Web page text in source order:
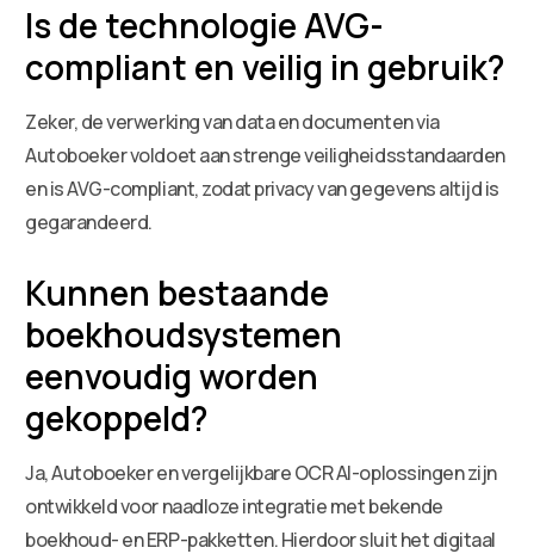
Is de technologie AVG-
compliant en veilig in gebruik?
Zeker, de verwerking van data en documenten via
Autoboeker voldoet aan strenge veiligheidsstandaarden
en is AVG-compliant, zodat privacy van gegevens altijd is
gegarandeerd.
Kunnen bestaande
boekhoudsystemen
eenvoudig worden
gekoppeld?
Ja, Autoboeker en vergelijkbare OCR AI-oplossingen zijn
ontwikkeld voor naadloze integratie met bekende
boekhoud- en ERP-pakketten. Hierdoor sluit het digitaal